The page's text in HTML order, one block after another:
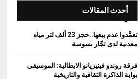
r
:
A
أحدث المقالات
تعمَّدوا عدم بيعها..حجز 23 ألف لتر مياه
معدنية لدى تجّار بسوسة
فرقة روندو فينيزيانو الايطالية: الموسيقى
بوابة الذاكرة الثقافية والتاريخية